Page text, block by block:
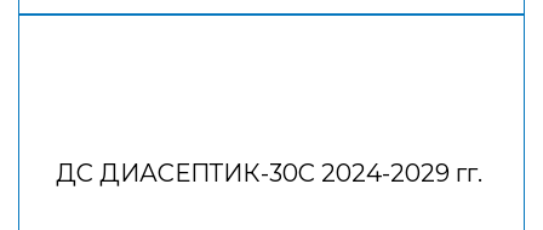
ДС ДИАСЕПТИК-30С 2024-2029 гг.